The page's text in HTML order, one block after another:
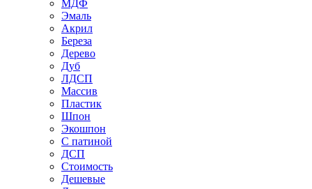
МДФ
Эмаль
Акрил
Береза
Дерево
Дуб
ЛДСП
Массив
Пластик
Шпон
Экошпон
С патиной
ДСП
Стоимость
Дешевые